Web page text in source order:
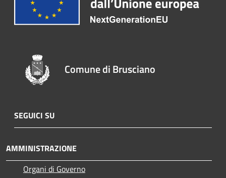
Comune di Brusciano
SEGUICI SU
AMMINISTRAZIONE
Organi di Governo